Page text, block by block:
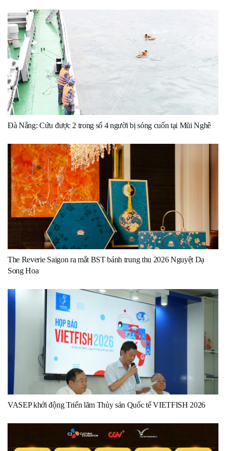
Đà Nẵng: Cứu được 2 trong số 4 người bị sóng cuốn tại Mũi Nghê
The Reverie Saigon ra mắt BST bánh trung thu 2026 Nguyệt Dạ
Song Hoa
VASEP khởi động Triển lãm Thủy sản Quốc tế VIETFISH 2026